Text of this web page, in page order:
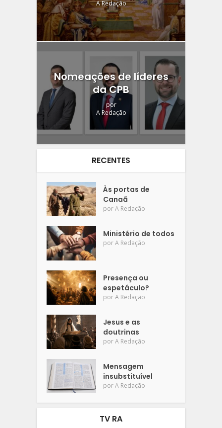
A Redação
Nomeações de líderes
da CPB
por
A Redação
RECENTES
Às portas de
Canaã
porA Redação
Ministério de todos
porA Redação
Presença ou
espetáculo?
porA Redação
Jesus e as
doutrinas
porA Redação
Mensagem
insubstituível
porA Redação
TV RA